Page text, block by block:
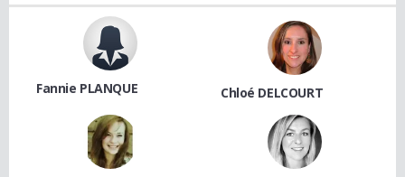
Fannie PLANQUE Chloé DELCOURT